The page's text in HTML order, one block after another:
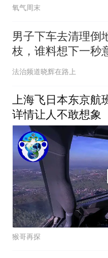
氧气周末
男子下车去清理倒
枝，谁料想下一秒
生了，网友：人在
法治频道晓辉在路上
上海飞日本东京航
详情让人不敢想象
猴哥再探